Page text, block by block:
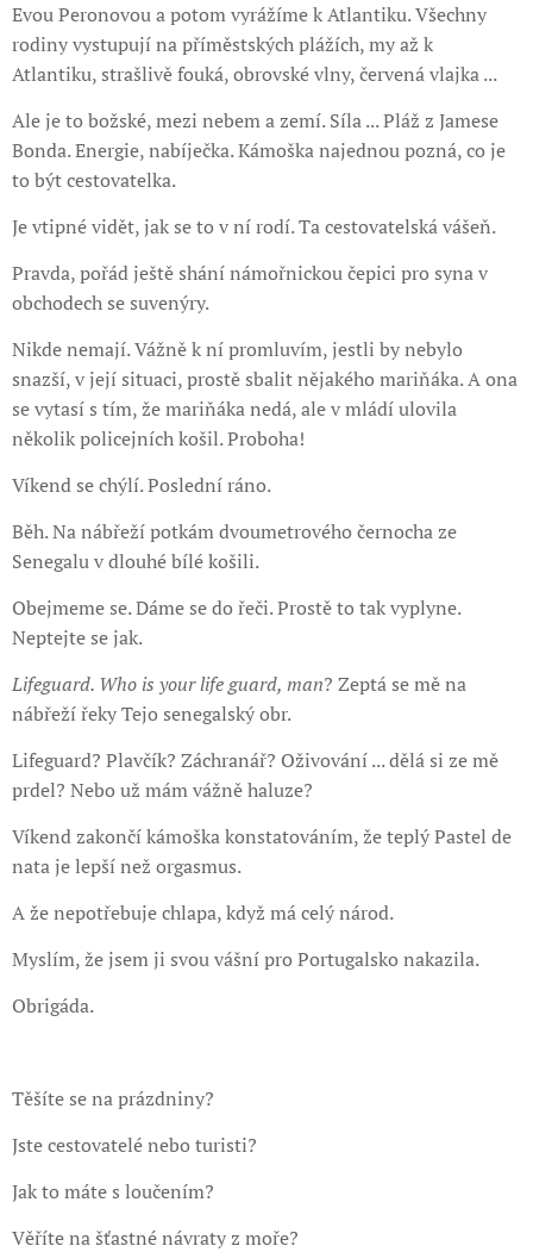
Evou Peronovou a potom vyrážíme k Atlantiku. Všechny
rodiny vystupují na příměstských plážích, my až k
Atlantiku, strašlivě fouká, obrovské vlny, červená vlajka ...
Ale je to božské, mezi nebem a zemí. Síla ... Pláž z Jamese
Bonda. Energie, nabíječka. Kámoška najednou pozná, co je
to být cestovatelka.
Je vtipné vidět, jak se to v ní rodí. Ta cestovatelská vášeň.
Pravda, pořád ještě shání námořnickou čepici pro syna v
obchodech se suvenýry.
Nikde nemají. Vážně k ní promluvím, jestli by nebylo
snazší, v její situaci, prostě sbalit nějakého mariňáka. A ona
se vytasí s tím, že mariňáka nedá, ale v mládí ulovila
několik policejních košil. Proboha!
Víkend se chýlí. Poslední ráno.
Běh. Na nábřeží potkám dvoumetrového černocha ze
Senegalu v dlouhé bílé košili.
Obejmeme se. Dáme se do řeči. Prostě to tak vyplyne.
Neptejte se jak.
Lifeguard. Who is your life guard, man? Zeptá se mě na
nábřeží řeky Tejo senegalský obr.
Lifeguard? Plavčík? Záchranář? Oživování ... dělá si ze mě
prdel? Nebo už mám vážně haluze?
Víkend zakončí kámoška konstatováním, že teplý Pastel de
nata je lepší než orgasmus.
A že nepotřebuje chlapa, když má celý národ.
Myslím, že jsem ji svou vášní pro Portugalsko nakazila.
Obrigáda.
Těšíte se na prázdniny?
Jste cestovatelé nebo turisti?
Jak to máte s loučením?
Věříte na šťastné návraty z moře?